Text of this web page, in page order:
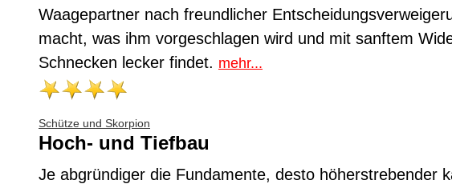
Waagepartner nach freundlicher
macht, was ihm vorgeschlagen wird und mit sanftem
Schnecken lecker findet. mehr...
Schütze und Skorpion
Hoch- und Tiefbau
Je abgründiger die Fundamente, desto höherstrebender